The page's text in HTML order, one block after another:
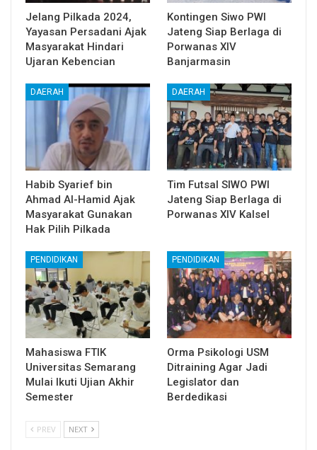
Jelang Pilkada 2024,
Yayasan Persadani Ajak
Masyarakat Hindari
Ujaran Kebencian
Kontingen Siwo PWI
Jateng Siap Berlaga di
Porwanas XIV
Banjarmasin
DAERAH
Habib Syarief bin
Ahmad Al-Hamid Ajak
Masyarakat Gunakan
Hak Pilih Pilkada
DAERAH
Tim Futsal SIWO PWI
Jateng Siap Berlaga di
Porwanas XIV Kalsel
PENDIDIKAN
Mahasiswa FTIK
Universitas Semarang
Mulai Ikuti Ujian Akhir
Semester
PENDIDIKAN
Orma Psikologi USM
Ditraining Agar Jadi
Legislator dan
Berdedikasi
PREV NEXT